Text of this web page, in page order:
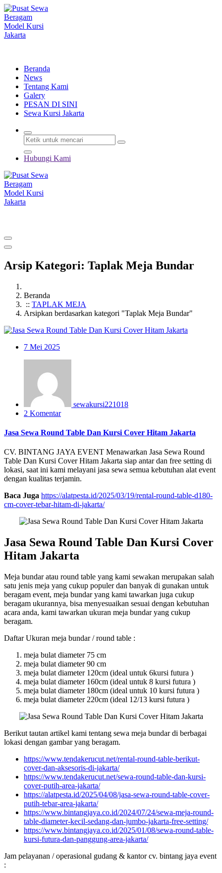
Lewati
ke
konten
Beranda
News
Tentang Kami
Galery
PESAN DI SINI
Sewa Kursi Jakarta
Hubungi Kami
Arsip Kategori: Taplak Meja Bundar
Beranda
:: TAPLAK MEJA
Arsipkan berdasarkan kategori "Taplak Meja Bundar"
7 Mei 2025
sewakursi221018
2 Komentar
Jasa Sewa Round Table Dan Kursi Cover Hitam Jakarta
CV. BINTANG JAYA EVENT Menawarkan Jasa Sewa Round
Table Dan Kursi Cover Hitam Jakarta siap antar dan free setting di
lokasi, saat ini kami melayani jasa sewa semua kebutuhan alat event
dengan kualitas terjamin.
Baca Juga https://alatpesta.id/2025/03/19/rental-round-table-d180-
cm-cover-tebar-hitam-di-jakarta/
Jasa Sewa Round Table Dan Kursi Cover
Hitam Jakarta
Meja bundar atau round table yang kami sewakan merupakan salah
satu jenis meja yang cukup populer dan banyak di gunakan untuk
beragam event, meja bundar yang kami tawarkan juga cukup
beragam ukurannya, bisa menyesuaikan sesuai dengan kebutuhan
acara anda, kami tawarkan ukuran meja bundar yang cukup
beragam.
Daftar Ukuran meja bundar / round table :
meja bulat diameter 75 cm
meja bulat diameter 90 cm
meja bulat diameter 120cm (ideal untuk 6kursi futura )
meja bulat diameter 160cm (ideal untuk 8 kursi futura )
meja bulat diameter 180cm (ideal untuk 10 kursi futura )
meja bulat diameter 220cm (ideal 12/13 kursi futura )
Berikut tautan artikel kami tentang sewa meja bundar di berbagai
lokasi dengan gambar yang beragam.
https://www.tendakerucut.net/rental-round-table-berikut-
cover-dan-aksesoris-di-jakarta/
https://www.tendakerucut.net/sewa-round-table-dan-kursi-
cover-putih-area-jakarta/
https://alatpesta.id/2025/04/08/jasa-sewa-round-table-cover-
putih-tebar-area-jakarta/
https://www.bintangjaya.co.id/2024/07/24/sewa-meja-round-
table-diameter-kecil-sedang-dan-jumbo-jakarta-free-setting/
https://www.bintangjaya.co.id/2025/01/08/sewa-round-table-
kursi-futura-dan-panggung-area-jakarta/
Jam pelayanan / operasional gudang & kantor cv. bintang jaya event
: